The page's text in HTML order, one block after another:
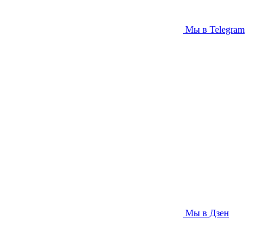
Мы в Telegram
Мы в Дзен